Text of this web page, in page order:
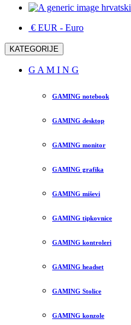
hrvatski
€ EUR - Euro
KATEGORIJE
G A M I N G
GAMING notebook
GAMING desktop
GAMING monitor
GAMING grafika
GAMING miševi
GAMING tipkovnice
GAMING kontroleri
GAMING headset
GAMING Stolice
GAMING konzole